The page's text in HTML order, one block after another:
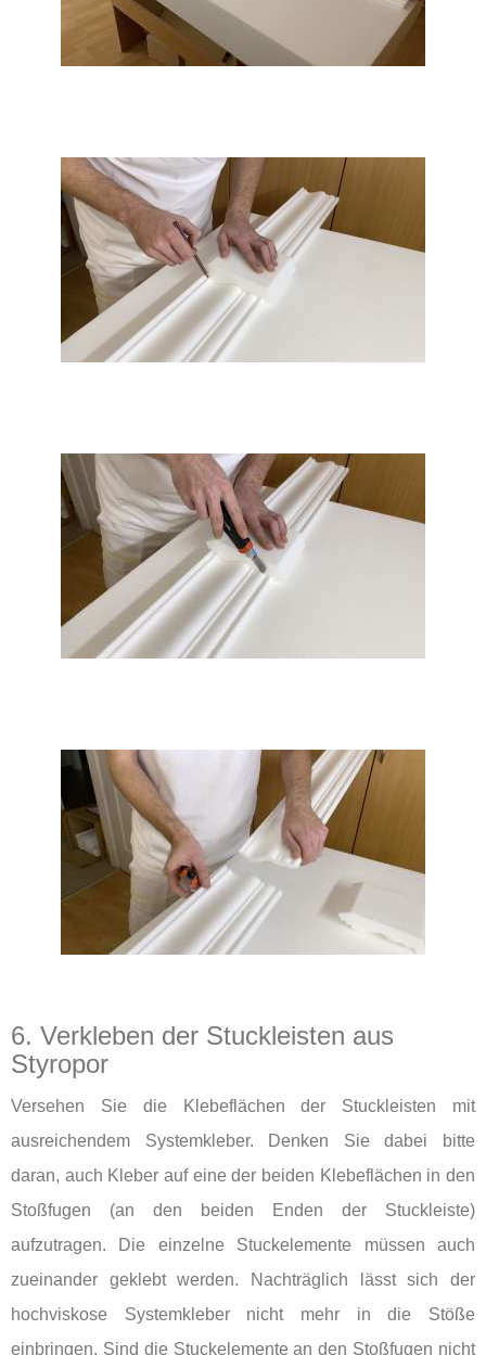
6. Verkleben der Stuckleisten aus
Styropor
Versehen Sie die Klebeflächen der Stuckleisten mit
ausreichendem Systemkleber. Denken Sie dabei bitte
daran, auch Kleber auf eine der beiden Klebeflächen in den
Stoßfugen (an den beiden Enden der Stuckleiste)
aufzutragen. Die einzelne Stuckelemente müssen auch
zueinander geklebt werden. Nachträglich lässt sich der
hochviskose Systemkleber nicht mehr in die Stöße
einbringen. Sind die Stuckelemente an den Stoßfugen nicht